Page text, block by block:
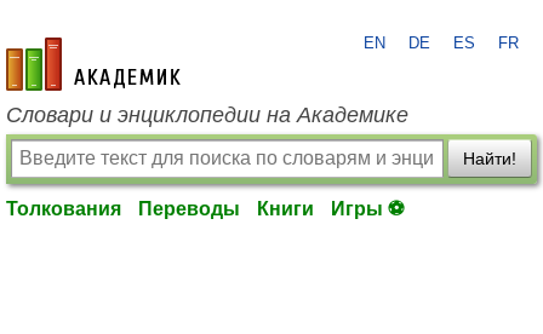
academic.ru
EN DE ES FR
Словари и энциклопедии на Академике
Найти!
Толкования Переводы Книги Игры ⚽